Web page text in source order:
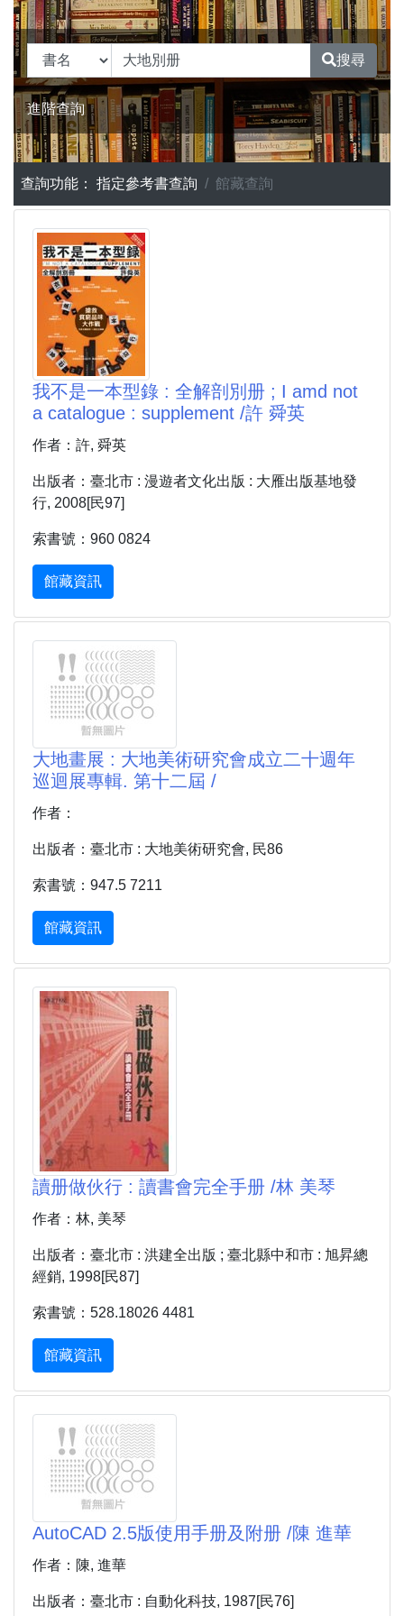
搜尋
進階查詢
查詢功能： 指定參考書查詢 館藏查詢
我不是一本型錄 : 全解剖別册 ; I amd not
a catalogue : supplement /許 舜英
作者：許, 舜英
出版者：臺北市 : 漫遊者文化出版 : 大雁出版基地發
行, 2008[民97]
索書號：960 0824
館藏資訊
大地畫展 : 大地美術研究會成立二十週年
巡迴展專輯. 第十二屆 /
作者：
出版者：臺北市 : 大地美術研究會, 民86
索書號：947.5 7211
館藏資訊
讀册做伙行 : 讀書會完全手册 /林 美琴
作者：林, 美琴
出版者：臺北市 : 洪建全出版 ; 臺北縣中和市 : 旭昇總
經銷, 1998[民87]
索書號：528.18026 4481
館藏資訊
AutoCAD 2.5版使用手册及附册 /陳 進華
作者：陳, 進華
出版者：臺北市 : 自動化科技, 1987[民76]